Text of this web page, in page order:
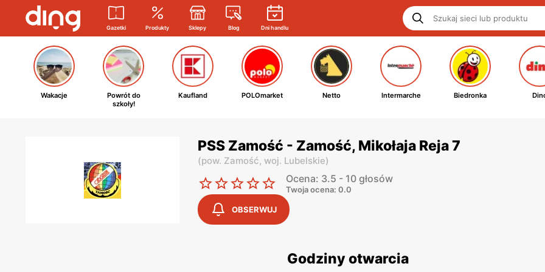
Gazetki Produkty Sklepy Blog Dni handlu
Wakacje
Powrót do
szkoły!
Kaufland POLOmarket Netto Intermarche Biedronka
PSS Zamość - Zamość, Mikołaja Reja 7
(pow. Zamość, woj. Lubelskie)
Ocena: 3.5 - 10 głosów
Twoja ocena: 0.0
OBSERWUJ
Godziny otwarcia